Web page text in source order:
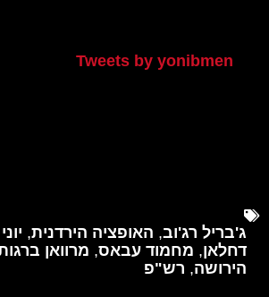
Tweets by yonibmen
ג'בריל רג'וב, האופציה הירדנית,
דחלאן, מחמוד עבאס, מרוואן
הירושה, רש"פ